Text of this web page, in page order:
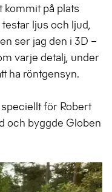
kommit på plats
ljus och ljud,
ser jag den i 3D –
varje detalj, under
ha röntgensyn.
för Robert
och byggde Globen